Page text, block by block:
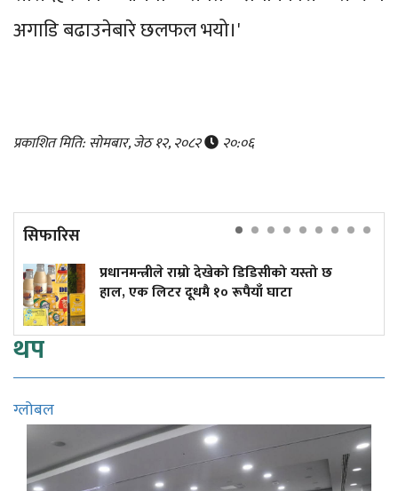
अगाडि बढाउनेबारे छलफल भयो।'
प्रकाशित मिति: सोमबार, जेठ १२, २०८२ २०:०६
सिफारिस
प्रधानमन्त्रीले राम्रो देखेको डिडिसीको यस्तो छ
हाल, एक लिटर दूधमै १० रूपैयाँ घाटा
थप
ग्लोबल